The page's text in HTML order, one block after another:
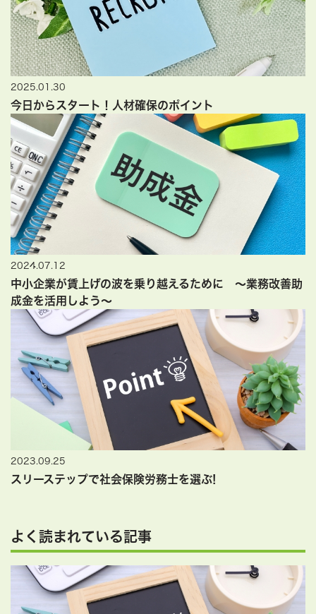
2025.01.30
今日からスタート！人材確保のポイント
2024.07.12
中小企業が賃上げの波を乗り越えるために ～業務改善助
成金を活用しよう～
2023.09.25
スリーステップで社会保険労務士を選ぶ!
よく読まれている記事